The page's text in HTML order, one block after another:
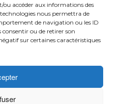
ou accéder aux informations des
nous permettra de
de navigation ou les ID
consentir ou de retirer son
sur certaines caractéristiques
Animation
64000 PAU
HAUG Animation